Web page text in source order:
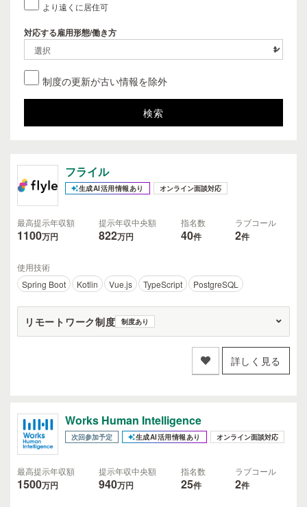
より遠くに居住可
対応する雇用形態/働き方
制度の更新が古い情報を除外
フライル
生成AI活用情報あり オンライン面談対応
最高提示年収額
1100万円
提示年収中央額
822万円
指名数
40件
ラブコール
2件
使用技術
Spring Boot
Kotlin Vue.js TypeScript PostgreSQL
リモートワーク制度 制度あり
詳しく見る
Works Human Intelligence
次回参加予定 生成AI活用情報あり オンライン面談対応
最高提示年収額
1500万円
提示年収中央額
940万円
指名数
25件
ラブコール
2件